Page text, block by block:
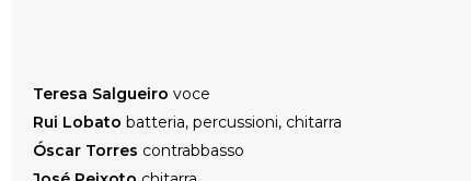
Teresa Salgueiro voce
Rui Lobato batteria, percussioni, chitarra
Óscar Torres contrabbasso